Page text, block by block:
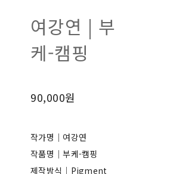
여강연 | 부
케-캠핑
90,000원
작가명｜여강연
작품명｜부케-캠핑
제작방식｜Pigment